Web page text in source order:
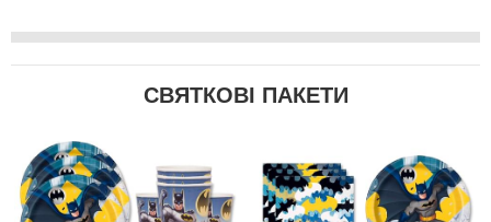
СВЯТКОВІ ПАКЕТИ